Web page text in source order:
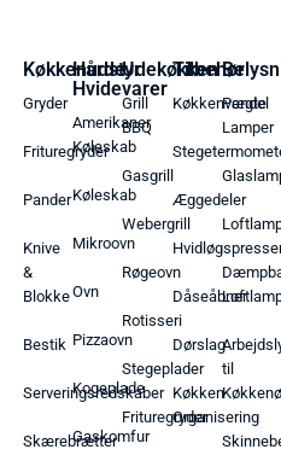
Køkkenudstyr
Gryder
Frituregryder
Pander
Knive
&
Blokke
Bestik
Serveringsredskaber
Skærebrætter
Hårde
Hvidevarer
Amerikaner
Køleskab
Køleskab
Mikroovn
Ovn
Pizzaovn
Kogeplade
Gaskomfur
Udekøkken
Grill
BBQ
Gasgrill
Webergrill
Røgeovn
Rotisseri
Stegeplader
Frituregryder
Tilbehør
Køkkenvægte
Æggedeler
Dåseåbner
Dørslag
Køkken
Organisering
Pendel
Lamper
til